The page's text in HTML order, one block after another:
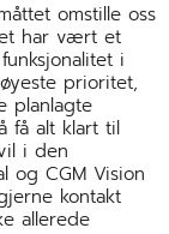
omstille oss
har vært et
i
prioritet,
planlagte
få alt klart til
i den
og CGM Vision
kontakt
allerede